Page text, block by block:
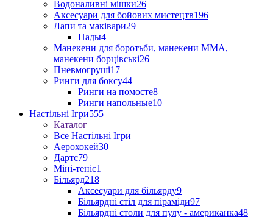
Водоналивні мішки26
Аксесуари для бойових мистецтв196
Лапи та маківари29
Пады4
Манекени для боротьби, манекени ММА,
манекени борцівські26
Пневмогруші17
Ринги для боксу44
Ринги на помосте8
Ринги напольные10
Настільні Ігри555
Каталог
Все Настільні Ігри
Аерохокей30
Дартс79
Міні-теніс1
Більярд218
Аксесуари для більярду9
Більярдні стіл для піраміди97
Більярдні столи для пулу - американка48